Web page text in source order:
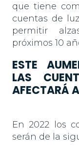
que tiene
cuentas de
permitir
próximos 10
ESTE
LAS
AFECTARÁ
En 2022 los
serán de la